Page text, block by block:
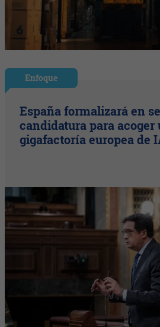
Enfoque
España formalizará en
candidatura para acoger
gigafactoría europea de